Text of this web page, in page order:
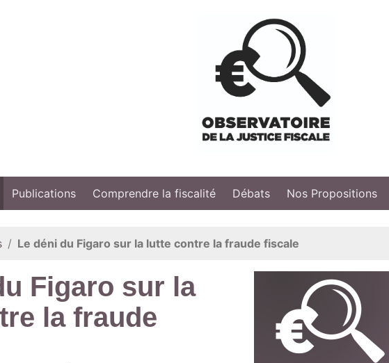
Publications Comprendre la fiscalité Débats Nos Propositions
Le déni du Figaro sur la lutte contre la fraude fiscale
Figaro sur la
la fraude